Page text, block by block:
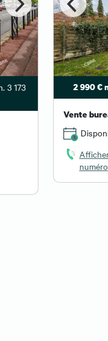
3 173
2 990 €
Vente
numéro